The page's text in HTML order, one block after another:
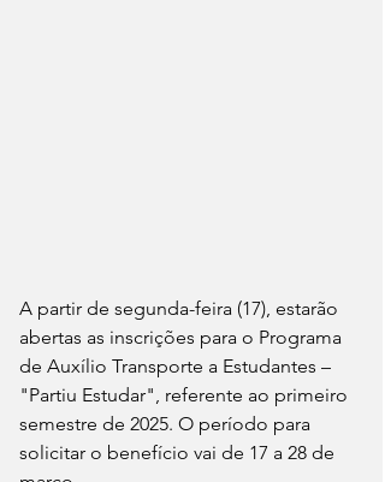
A partir de segunda-feira (17), estarão
abertas as inscrições para o Programa
de Auxílio Transporte a Estudantes –
"Partiu Estudar", referente ao primeiro
semestre de 2025. O período para
solicitar o benefício vai de 17 a 28 de